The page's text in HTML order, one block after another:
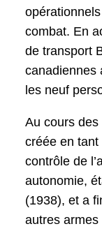
combat. En
de transport
canadiennes
les neuf
Au cours des
créée en
contrôle de
autonomie,
(1938), et a
autres